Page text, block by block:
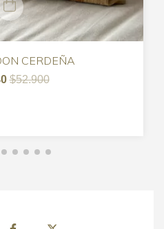
CERDEÑA
$52.900